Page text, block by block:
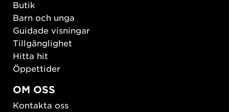
Butik
Barn och unga
Guidade visningar
Tillgänglighet
Hitta hit
Öppettider
OM OSS
Kontakta oss